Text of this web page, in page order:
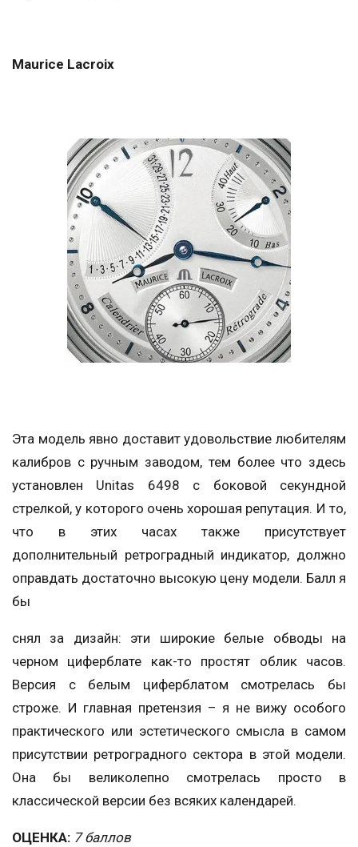
Maurice Lacroix
Эта модель явно доставит удовольствие любителям
калибров с ручным заводом, тем более что здесь
установлен Unitas 6498 с боковой секундной
стрелкой, у которого очень хорошая репутация. И то,
что в этих часах также присутствует
дополнительный ретроградный индикатор, должно
оправдать достаточно высокую цену модели. Балл я
бы
снял за дизайн: эти широкие белые обводы на
черном циферблате как-то простят облик часов.
Версия с белым циферблатом смотрелась бы
строже. И главная претензия – я не вижу особого
практического или эстетического смысла в самом
присутствии ретроградного сектора в этой модели.
Она бы великолепно смотрелась просто в
классической версии без всяких календарей.
ОЦЕНКА: 7 баллов